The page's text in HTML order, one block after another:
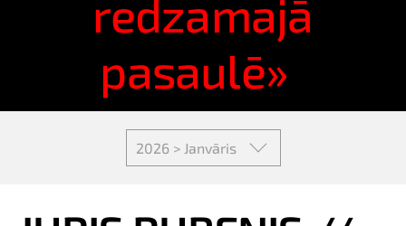
redzamajā
pasaulē»
2026 > Janvāris